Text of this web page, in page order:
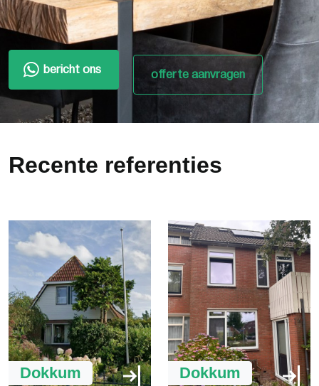
bericht ons offerte aanvragen
Recente referenties
Dokkum Dokkum